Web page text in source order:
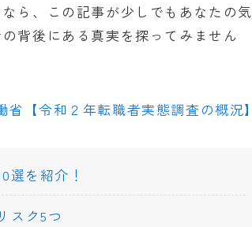
ら、この記事が少しでもあなたの気
背後にある真実を探ってみません
省【令和２年転職者実態調査の概況】
を紹介！
スク5つ